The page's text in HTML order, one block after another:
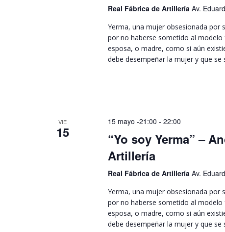
Real Fábrica de Artillería Av.
Yerma, una mujer obsesionada por
por no haberse sometido al modelo
esposa, o madre, como si aún
debe desempeñar la mujer y que
VIE
15
15 mayo -21:00 - 22:00
“Yo soy Yerma” –
Artillería
Real Fábrica de Artillería Av.
Yerma, una mujer obsesionada por
por no haberse sometido al modelo
esposa, o madre, como si aún
debe desempeñar la mujer y que